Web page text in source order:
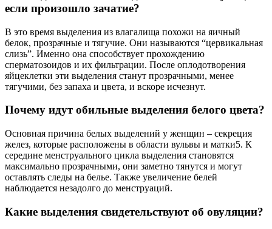
если произошло зачатие?
В это время выделения из влагалища похожи на яичный
белок, прозрачные и тягучие. Они называются “цервикальная
слизь”. Именно она способствует прохождению
сперматозоидов и их фильтрации. После оплодотворения
яйцеклетки эти выделения станут прозрачными, менее
тягучими, без запаха и цвета, и вскоре исчезнут.
Почему идут обильные выделения белого цвета?
Основная причина белых выделений у женщин – секреция
желез, которые расположены в области вульвы и матки5. К
середине менструального цикла выделения становятся
максимально прозрачными, они заметно тянутся и могут
оставлять следы на белье. Также увеличение белей
наблюдается незадолго до менструаций.
Какие выделения свидетельствуют об овуляции?